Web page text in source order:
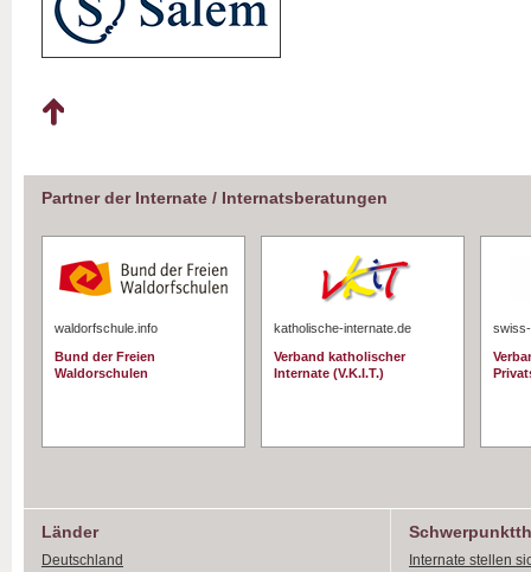
Partner der Internate / Internatsberatungen
waldorfschule.info
Bund der Freien
Waldorschulen
katholische-internate.de
Verband katholischer
Internate (V.K.I.T.)
Länder
Deutschland
Internate stellen